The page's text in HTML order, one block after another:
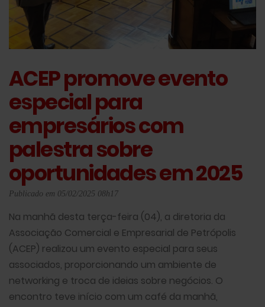
ACEP promove evento
especial para
empresários com
palestra sobre
oportunidades em 2025
Publicado em 05/02/2025 08h17
Na manhã desta terça-feira (04), a diretoria da
Associação Comercial e Empresarial de Petrópolis
(ACEP) realizou um evento especial para seus
associados, proporcionando um ambiente de
networking e troca de ideias sobre negócios. O
encontro teve início com um café da manhã,